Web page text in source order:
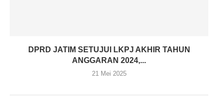
DPRD JATIM SETUJUI LKPJ AKHIR TAHUN
ANGGARAN 2024,...
21 Mei 2025